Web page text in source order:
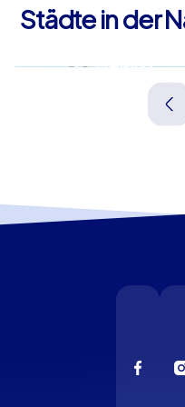
Städte in der
Freising
Deutschland